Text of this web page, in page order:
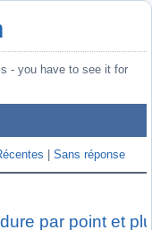
- you have to see it for
Sans réponse
par point et